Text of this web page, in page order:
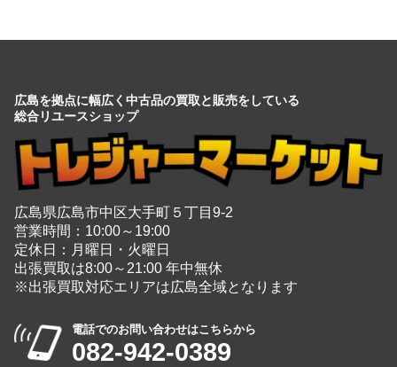
広島を拠点に幅広く中古品の買取と販売をしている
総合リユースショップ
広島県広島市中区大手町５丁目9-2
営業時間：10:00～19:00
定休日：月曜日・火曜日
出張買取は8:00～21:00 年中無休
※出張買取対応エリアは広島全域となります
電話でのお問い合わせはこちらから
082-942-0389